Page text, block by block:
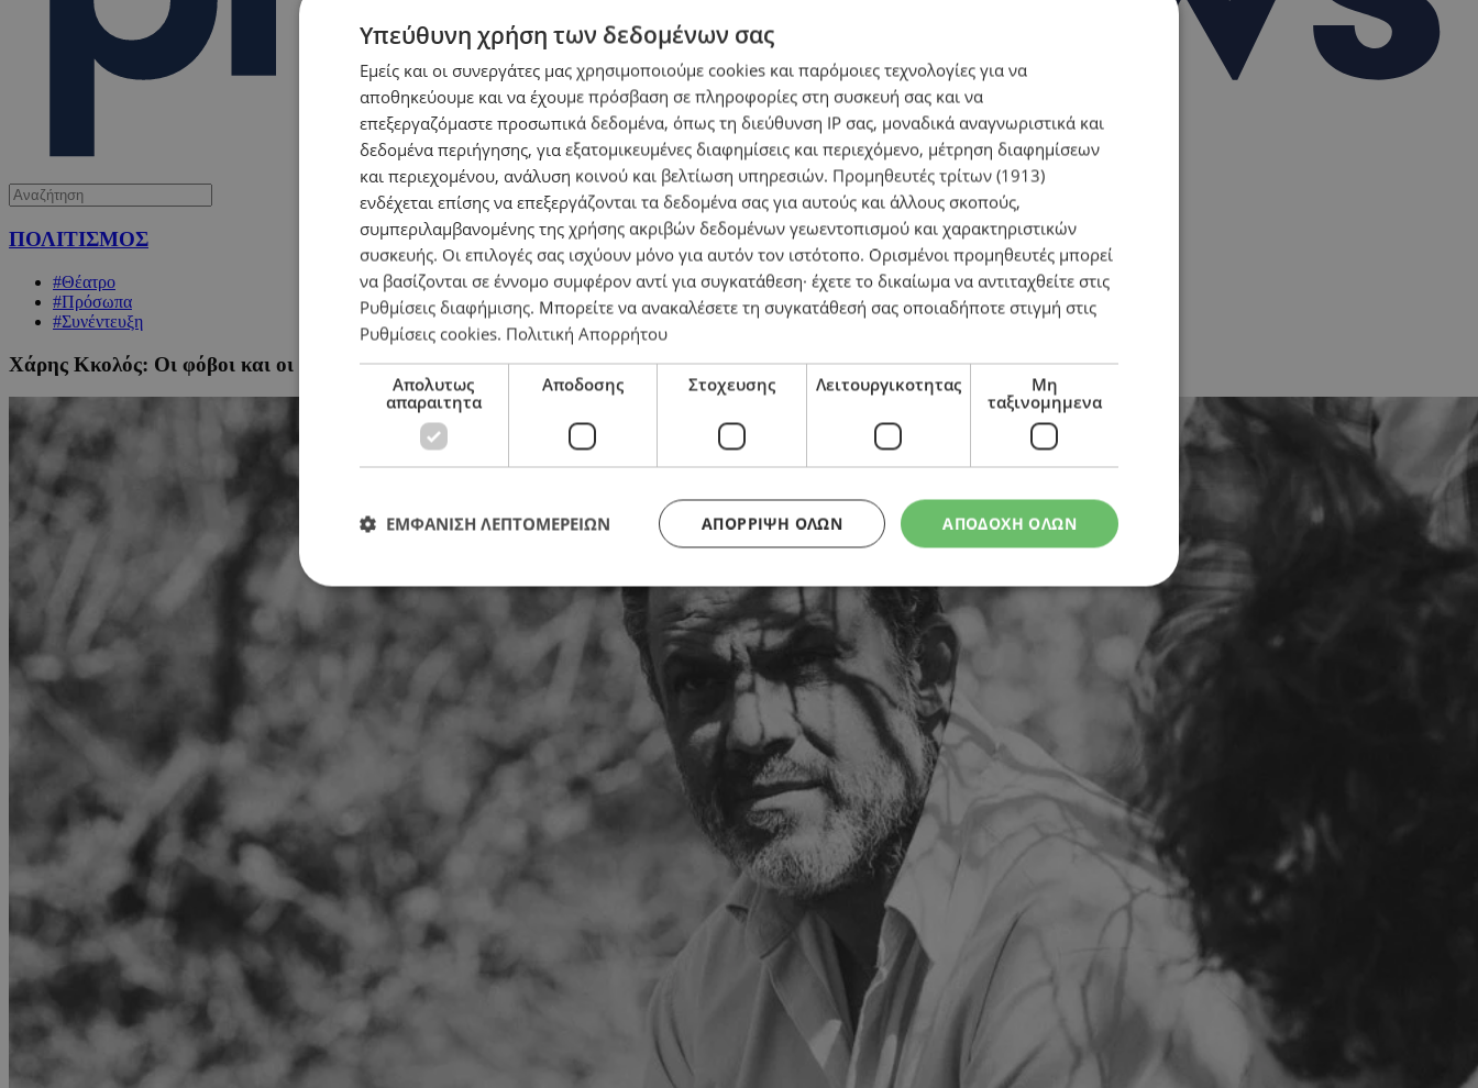
ΠΟΛΙΤΙΣΜΟΣ
#Θέατρο
#Πρόσωπα
#Συνέντευξη
Χάρης Κκολός: Οι φόβοι και οι σιωπές μας θα έπρεπε να ήταν κραυγές
Υπεύθυνη χρήση των δεδομένων σας
Εμείς και οι συνεργάτες μας χρησιμοποιούμε cookies και παρόμοιες τεχνολογίες για να
αποθηκεύουμε και να έχουμε πρόσβαση σε πληροφορίες στη συσκευή σας και να
επεξεργαζόμαστε προσωπικά δεδομένα, όπως τη διεύθυνση IP σας, μοναδικά αναγνωριστικά και
δεδομένα περιήγησης, για εξατομικευμένες διαφημίσεις και περιεχόμενο, μέτρηση διαφημίσεων
και περιεχομένου, ανάλυση κοινού και βελτίωση υπηρεσιών. Προμηθευτές τρίτων (1913)
ενδέχεται επίσης να επεξεργάζονται τα δεδομένα σας για αυτούς και άλλους σκοπούς,
συμπεριλαμβανομένης της χρήσης ακριβών δεδομένων γεωεντοπισμού και χαρακτηριστικών
συσκευής. Οι επιλογές σας ισχύουν μόνο για αυτόν τον ιστότοπο. Ορισμένοι προμηθευτές μπορεί
να βασίζονται σε έννομο συμφέρον αντί για συγκατάθεση· έχετε το δικαίωμα να αντιταχθείτε στις
Ρυθμίσεις διαφήμισης. Μπορείτε να ανακαλέσετε τη συγκατάθεσή σας οποιαδήποτε στιγμή στις
Ρυθμίσεις cookies. Πολιτική Απορρήτου
Απολυτως
απαραιτητα
Αποδοσης Στοχευσης Λειτουργικοτητας
Μη
ταξινομημενα
ΑΠΟΔΟΧΗ ΟΛΩΝ
ΑΠΌΡΡΙΨΗ ΌΛΩΝ
ΕΜΦΑΝΙΣΗ ΛΕΠΤΟΜΕΡΕΙΩΝ